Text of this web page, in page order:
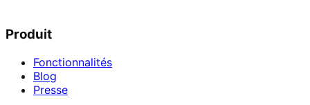
Produit
Fonctionnalités
Blog
Presse